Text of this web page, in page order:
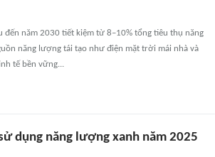
đến năm 2030 tiết kiệm từ 8–10% tổng tiêu thụ năng
năng lượng tái tạo như điện mặt trời mái nhà và
tế bền vững...
dụng năng lượng xanh năm 2025